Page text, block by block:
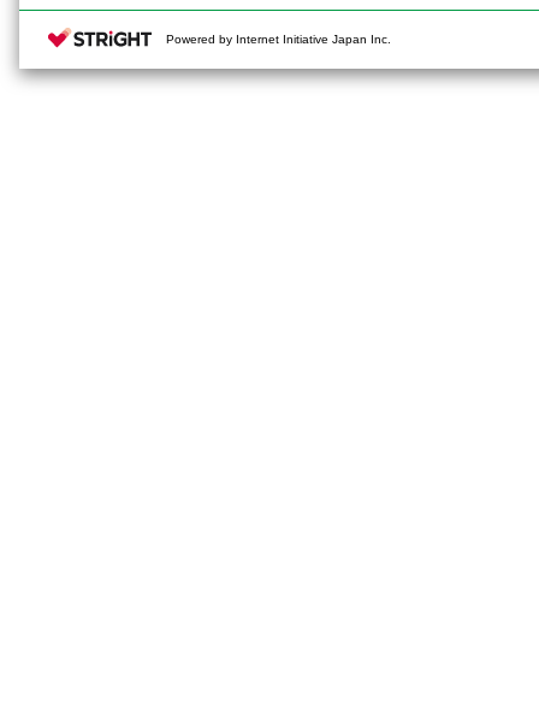
Powered by Internet Initiative Japan Inc.